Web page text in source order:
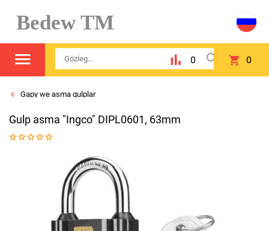
Bedew TM
0 0
Gapy we asma gulplar
Gulp asma "Ingco" DIPL0601, 63mm